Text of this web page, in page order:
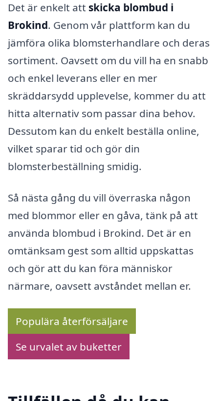
Det är enkelt att skicka blombud i
Brokind. Genom vår plattform kan du
jämföra olika blomsterhandlare och deras
sortiment. Oavsett om du vill ha en snabb
och enkel leverans eller en mer
skräddarsydd upplevelse, kommer du att
hitta alternativ som passar dina behov.
Dessutom kan du enkelt beställa online,
vilket sparar tid och gör din
blomsterbeställning smidig.
Så nästa gång du vill överraska någon
med blommor eller en gåva, tänk på att
använda blombud i Brokind. Det är en
omtänksam gest som alltid uppskattas
och gör att du kan föra människor
närmare, oavsett avståndet mellan er.
Populära återförsäljare
Se urvalet av buketter